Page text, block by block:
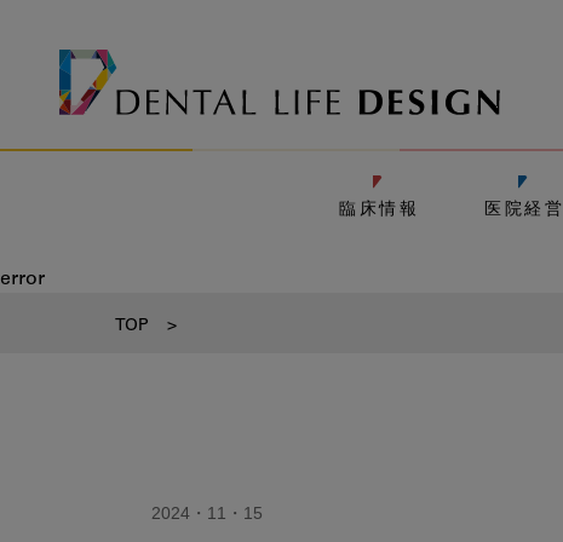
臨床情報 医院経営
error
TOP >
2024・11・15